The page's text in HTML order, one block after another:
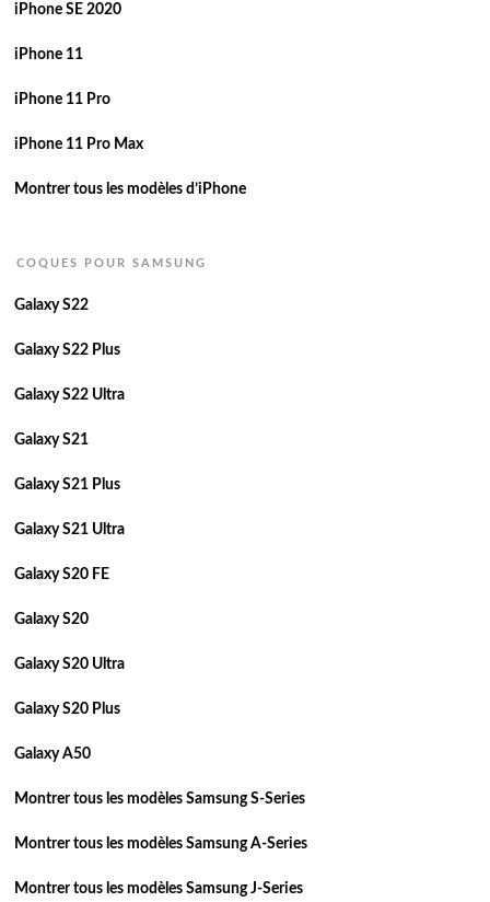
iPhone SE 2020
iPhone 11
iPhone 11 Pro
iPhone 11 Pro Max
Montrer tous les modèles d’iPhone
COQUES POUR SAMSUNG
Galaxy S22
Galaxy S22 Plus
Galaxy S22 Ultra
Galaxy S21
Galaxy S21 Plus
Galaxy S21 Ultra
Galaxy S20 FE
Galaxy S20
Galaxy S20 Ultra
Galaxy S20 Plus
Galaxy A50
Montrer tous les modèles Samsung S-Series
Montrer tous les modèles Samsung A-Series
Montrer tous les modèles Samsung J-Series